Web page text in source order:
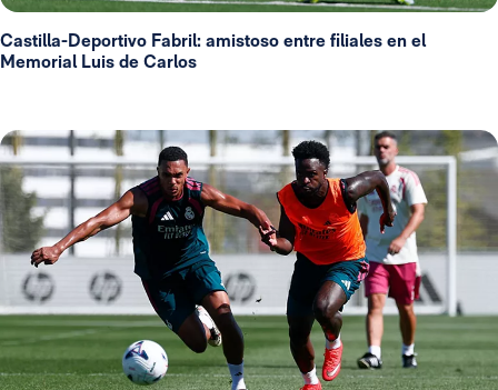
Castilla-Deportivo Fabril: amistoso entre filiales en el
Memorial Luis de Carlos